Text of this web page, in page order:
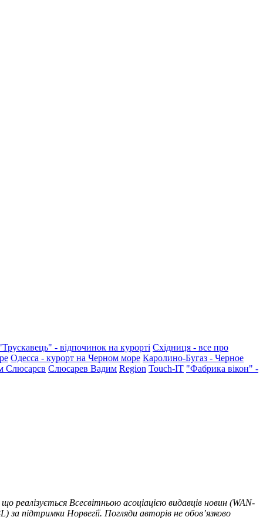
- відпочинок на курорті Східниця - все про
Одесса - курорт на Черном море Каролино-Бугаз - Черное
Слюсарєв Слюсарев Вадим Region Touch-IT "Фабрика вікон" -
Всесвітньою асоціацією видавців новин (WAN-
підтримки Норвегії. Погляди авторів не обов’язково